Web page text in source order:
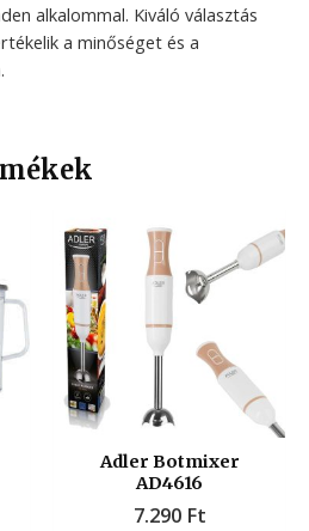
alkalommal. Kiváló választás
a minőséget és a
Adler Botmixer
AD4616
7.290 Ft